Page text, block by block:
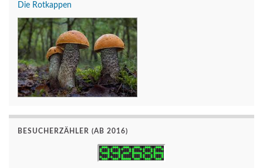
Die Rotkappen
BESUCHERZÄHLER (AB 2016)